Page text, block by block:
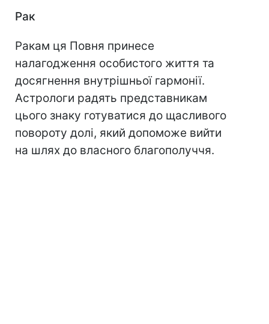
Рак
Ракам ця Повня принесе
налагодження особистого життя та
досягнення внутрішньої гармонії.
Астрологи радять представникам
цього знаку готуватися до щасливого
повороту долі, який допоможе вийти
на шлях до власного благополуччя.